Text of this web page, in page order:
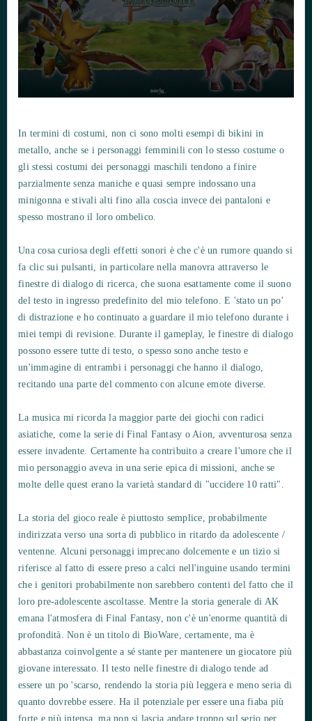
In termini di costumi, non ci sono molti esempi di bikini in
metallo, anche se i personaggi femminili con lo stesso costume o
gli stessi costumi dei personaggi maschili tendono a finire
parzialmente senza maniche e quasi sempre indossano una
minigonna e stivali alti fino alla coscia invece dei pantaloni e
spesso mostrano il loro ombelico.
Una cosa curiosa degli effetti sonori è che c'è un rumore quando si
fa clic sui pulsanti, in particolare nella manovra attraverso le
finestre di dialogo di ricerca, che suona esattamente come il suono
del testo in ingresso predefinito del mio telefono. E 'stato un po'
di distrazione e ho continuato a guardare il mio telefono durante i
miei tempi di revisione. Durante il gameplay, le finestre di dialogo
possono essere tutte di testo, o spesso sono anche testo e
un'immagine di entrambi i personaggi che hanno il dialogo,
recitando una parte del commento con alcune emote diverse.
La musica mi ricorda la maggior parte dei giochi con radici
asiatiche, come la serie di Final Fantasy o Aion, avventurosa senza
essere invadente. Certamente ha contribuito a creare l'umore che il
mio personaggio aveva in una serie epica di missioni, anche se
molte delle quest erano la varietà standard di "uccidere 10 ratti".
La storia del gioco reale è piuttosto semplice, probabilmente
indirizzata verso una sorta di pubblico in ritardo da adolescente /
ventenne. Alcuni personaggi imprecano dolcemente e un tizio si
riferisce al fatto di essere preso a calci nell'inguine usando termini
che i genitori probabilmente non sarebbero contenti del fatto che il
loro pre-adolescente ascoltasse. Mentre la storia generale di AK
emana l'atmosfera di Final Fantasy, non c'è un'enorme quantità di
profondità. Non è un titolo di BioWare, certamente, ma è
abbastanza coinvolgente a sé stante per mantenere un giocatore più
giovane interessato. Il testo nelle finestre di dialogo tende ad
essere un po 'scarso, rendendo la storia più leggera e meno seria di
quanto dovrebbe essere. Ha il potenziale per essere una fiaba più
forte e più intensa, ma non si lascia andare troppo sul serio per